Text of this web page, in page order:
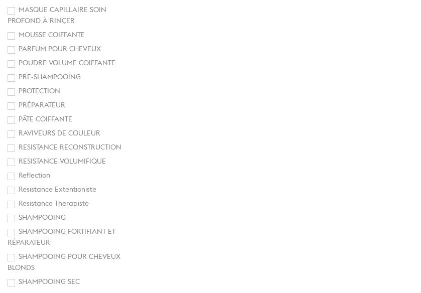
MASQUE CAPILLAIRE SOIN
PROFOND À RINÇER
MOUSSE COIFFANTE
PARFUM POUR CHEVEUX
POUDRE VOLUME COIFFANTE
PRE-SHAMPOOING
PROTECTION
PRÉPARATEUR
PÂTE COIFFANTE
RAVIVEURS DE COULEUR
RESISTANCE RECONSTRUCTION
RESISTANCE VOLUMIFIQUE
Reflection
Resistance Extentioniste
Resistance Therapiste
SHAMPOOING
SHAMPOOING FORTIFIANT ET
RÉPARATEUR
SHAMPOOING POUR CHEVEUX
BLONDS
SHAMPOOING SEC